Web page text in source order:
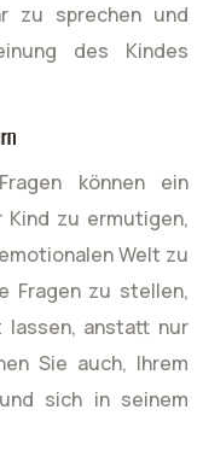
zu sprechen und
des Kindes
können ein
zu ermutigen,
Welt zu
Fragen zu stellen,
anstatt nur
Sie auch, Ihrem
sich in seinem